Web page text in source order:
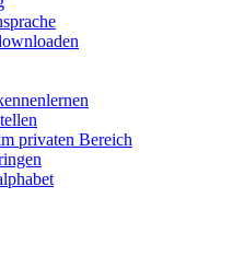
privaten Bereich